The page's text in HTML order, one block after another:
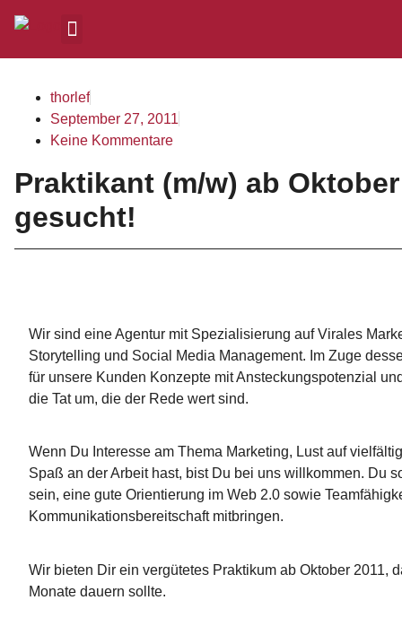
thorlef
September 27, 2011
Keine Kommentare
Praktikant (m/w) ab Oktober
gesucht!
Wir sind eine Agentur mit Spezialisierung auf Virales
Storytelling und Social Media Management. Im Zuge
für unsere Kunden Konzepte mit Ansteckungspotenzial
die Tat um, die der Rede wert sind.
Wenn Du Interesse am Thema Marketing, Lust auf
Spaß an der Arbeit hast, bist Du bei uns willkommen. Du
sein, eine gute Orientierung im Web 2.0 sowie
Kommunikationsbereitschaft mitbringen.
Wir bieten Dir ein vergütetes Praktikum ab Oktober 2011,
Monate dauern sollte.